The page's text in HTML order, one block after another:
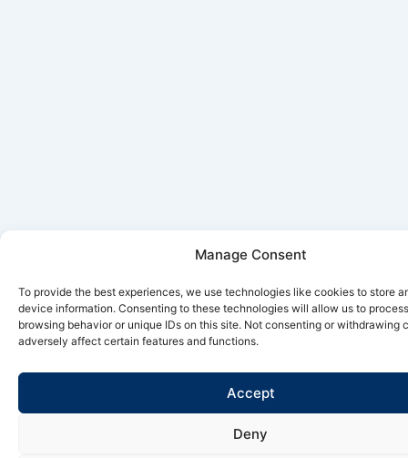
Manage Consent
To provide the best experiences, we use technologies like cookies to store
device information. Consenting to these technologies will allow us to
browsing behavior or unique IDs on this site. Not consenting or withdrawing
adversely affect certain features and functions.
Accept
Deny